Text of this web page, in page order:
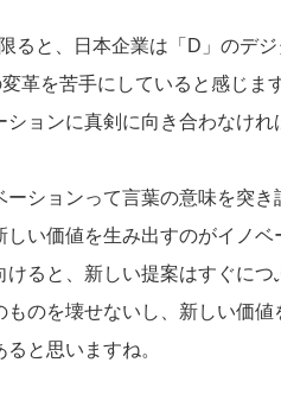
ると、日本企業は「D」のデ
革を苦手にしていると感じま
ションに真剣に向き合わなけれ
ーションって言葉の意味を突
しい価値を生み出すのがイノ
けると、新しい提案はすぐに
ものを壊せないし、新しい価
ると思いますね。